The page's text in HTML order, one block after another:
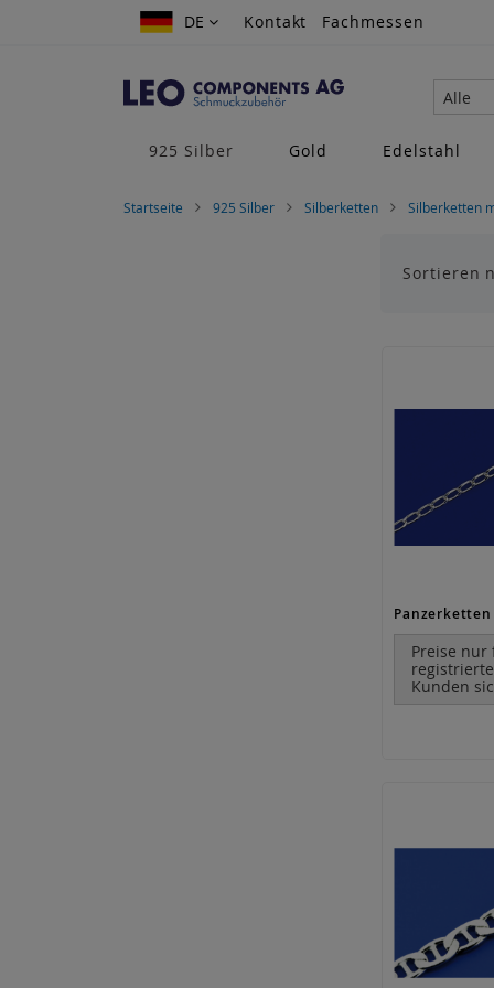
Zum
DE
DE Kontakt Fachmessen
Alle
925 Silber
Gold Edelstahl
Startseite 925 Silber Silberketten Silberketten
Sortieren
Preise nur
registrierte
Kunden